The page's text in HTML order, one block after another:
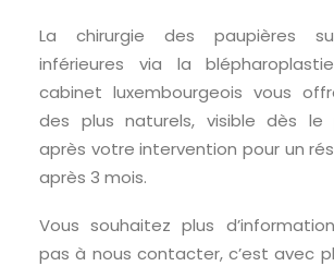
La chirurgie des paupières
inférieures via la
cabinet luxembourgeois vous
des plus naturels, visible dès le
après votre intervention pour un
après 3 mois.
Vous souhaitez plus
pas à nous contacter, c’est avec